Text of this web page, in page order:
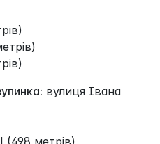
вулиця Івана
(498 метрів)